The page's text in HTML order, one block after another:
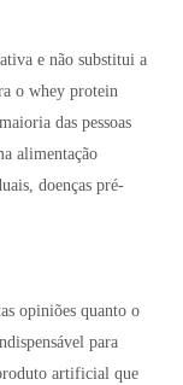
e não substitui a
o whey protein
das pessoas
alimentação
doenças pré-
opiniões quanto o
para
artificial que